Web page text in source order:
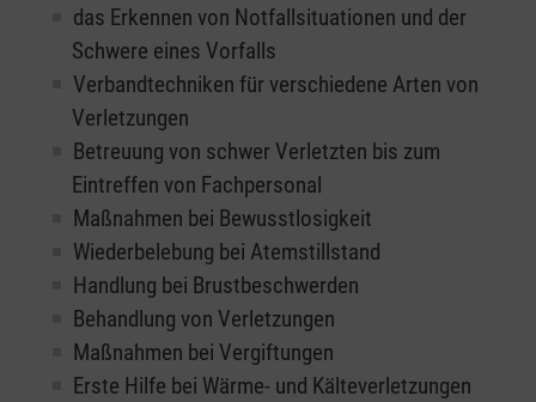
das Erkennen von Notfallsituationen und der
Schwere eines Vorfalls
Verbandtechniken für verschiedene Arten von
Verletzungen
Betreuung von schwer Verletzten bis zum
Eintreffen von Fachpersonal
Maßnahmen bei Bewusstlosigkeit
Wiederbelebung bei Atemstillstand
Handlung bei Brustbeschwerden
Behandlung von Verletzungen
Maßnahmen bei Vergiftungen
Erste Hilfe bei Wärme- und Kälteverletzungen